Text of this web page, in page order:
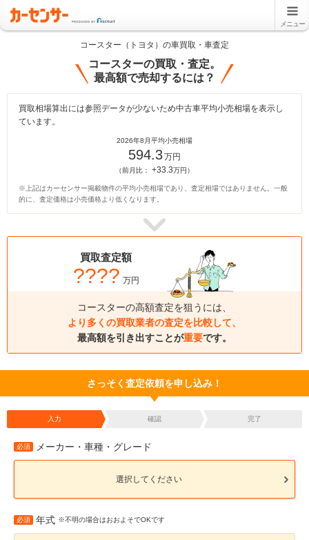
メニュー
コースター（トヨタ）の車買取・車査定
コースターの買取・査定。
最高額で売却するには？
買取相場算出には参照データが少ないため中古車平均小売相場を表示し
ています。
2026年8月平均小売相場
594.3万円
（前月比： +33.3万円）
※上記はカーセンサー掲載物件の平均小売相場であり、査定相場ではありません。一般
的に、査定価格は小売価格より低くなります。
買取査定額
???? 万円
コースターの高額査定を狙うには、
より多くの買取業者の査定を比較して、
最高額を引き出すことが重要です。
さっそく査定依頼を申し込み！
入力 確認 完了
必須 メーカー・車種・グレード
選択してください
必須 年式 ※不明の場合はおおよそでOKです